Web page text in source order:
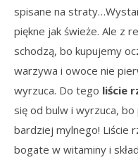
spisane na
piękne jak świeże. Ale z
schodzą, bo kupujemy
warzywa i owoce nie
wyrzuca. Do tego liście
się od bulw i wyrzuca, bo
bardziej mylnego! Liście
bogate w witaminy i